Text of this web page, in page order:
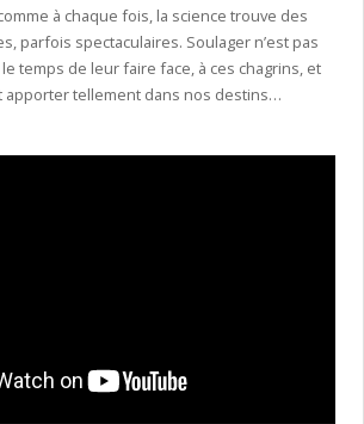
à chaque fois, la science trouve des
parfois spectaculaires. Soulager n’est pas
temps de leur faire face, à ces chagrins, et
apporter tellement dans nos destins…